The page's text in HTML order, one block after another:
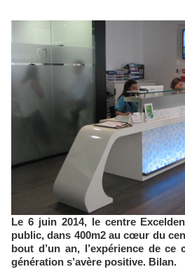
Le 6 juin 2014, le centre
public, dans 400m2 au cœur du
bout d’un an, l’expérience de ce
génération s’avère positive. Bilan.